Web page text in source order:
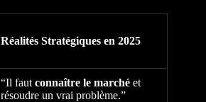
Réalités Stratégiques en 2025
“Il faut connaître le marché et
résoudre un vrai problème.”